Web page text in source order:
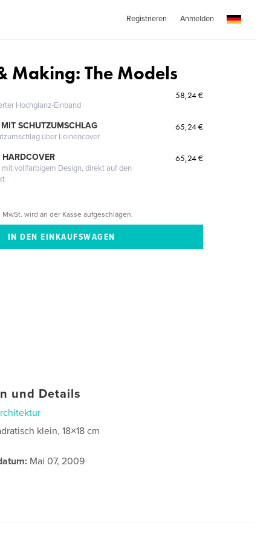
Registrieren Anmelden
Making: The Models
Hochglanz-Einband
58,24 €
SCHUTZUMSCHLAG
über Leinencover
65,24 €
HARDCOVER
mit vollfarbigem Design, direkt auf den
65,24 €
MwSt. wird an der Kasse aufgeschlagen.
und Details
klein, 18×18 cm
Mai 07, 2009